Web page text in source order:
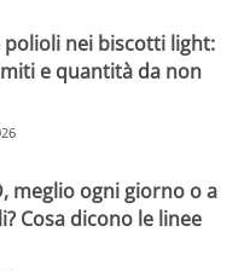
nei biscotti light:
e quantità da non
meglio ogni giorno o a
Cosa dicono le linee